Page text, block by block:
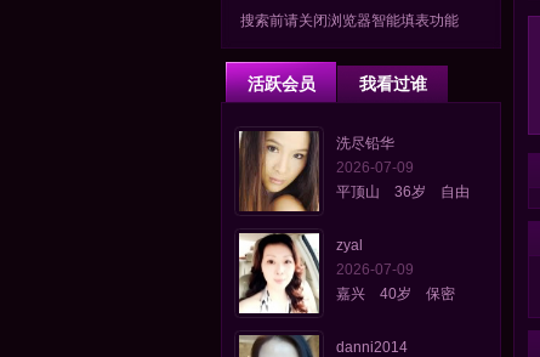
搜索前请关闭浏览器智能填表功能
活跃会员 我看过谁
洗尽铅华
2026-07-09
平顶山 36岁 自由
zyal
2026-07-09
嘉兴 40岁 保密
danni2014